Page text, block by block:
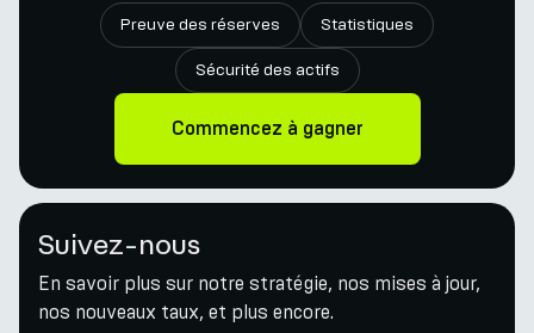
Preuve des réserves Statistiques
Sécurité des actifs
Commencez à gagner
Suivez-nous
En savoir plus sur notre stratégie, nos mises à jour,
nos nouveaux taux, et plus encore.